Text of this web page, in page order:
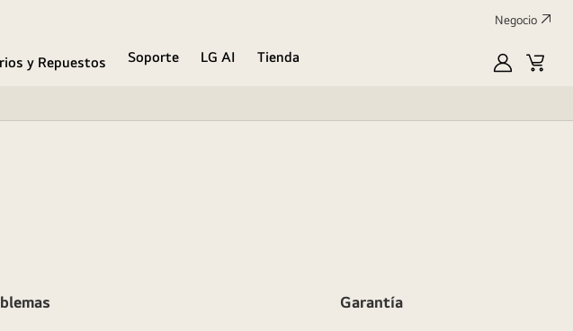
Negocio
y Repuestos Soporte LG AI
Tienda
Mi
Garantía